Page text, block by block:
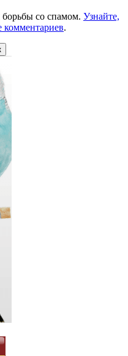
борьбы со спамом. Узнайте,
комментариев.